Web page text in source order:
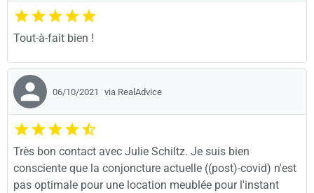
Tout-à-fait bien !
06/10/2021 via RealAdvice
Très bon contact avec Julie Schiltz. Je suis bien
consciente que la conjoncture actuelle ((post)-covid) n'est
pas optimale pour une location meublée pour l'instant